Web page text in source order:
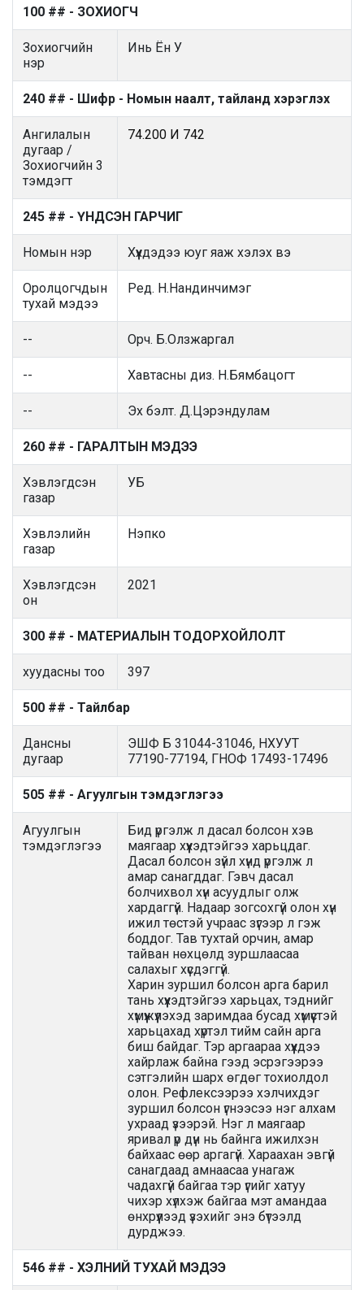
100 ## - ЗОХИОГЧ
Зохиогчийн
нэр
Инь Ён У
240 ## - Шифр - Номын наалт, тайланд хэрэглэх
Ангилалын
дугаар /
Зохиогчийн 3
тэмдэгт
74.200 И 742
245 ## - ҮНДСЭН ГАРЧИГ
Номын нэр Хүүхдэдээ юуг яаж хэлэх вэ
Оролцогчдын
тухай мэдээ
Ред. Н.Нандинчимэг
-- Орч. Б.Олзжаргал
-- Хавтасны диз. Н.Бямбацогт
-- Эх бэлт. Д.Цэрэндулам
260 ## - ГАРАЛТЫН МЭДЭЭ
Хэвлэгдсэн
газар
УБ
Хэвлэлийн
газар
Нэпко
Хэвлэгдсэн
он
2021
300 ## - МАТЕРИАЛЫН ТОДОРХОЙЛОЛТ
хуудасны тоо 397
500 ## - Тайлбар
Дансны
дугаар
ЭШФ Б 31044-31046, НХУУТ
77190-77194, ГНОФ 17493-17496
505 ## - Агуулгын тэмдэглэгээ
Агуулгын
тэмдэглэгээ
Бид үргэлж л дасал болсон хэв
маягаар хүүхэдтэйгээ харьцдаг.
Дасал болсон зүйл хүнд үргэлж л
амар санагддаг. Гэвч дасал
болчихвол хүн асуудлыг олж
хардаггүй. Надаар зогсохгүй олон хүн
ижил төстэй учраас зүгээр л гэж
боддог. Тав тухтай орчин, амар
тайван нөхцөлд зуршлаасаа
салахыг хүсдэггүй.
Харин зуршил болсон арга барил
тань хүүхэдтэйгээ харьцах, тэднийг
хүмүүжүүлэхэд заримдаа бусад хүмүүстэй
харьцахад хүртэл тийм сайн арга
биш байдаг. Тэр аргаараа хүүхдээ
хайрлаж байна гээд эсрэгээрээ
сэтгэлийн шарх өгдөг тохиолдол
олон. Рефлексээрээ хэлчихдэг
зуршил болсон үгнээсээ нэг алхам
ухраад үзээрэй. Нэг л маягаар
яривал үр дүн нь байнга ижилхэн
байхаас өөр аргагүй. Хараахан эвгүй
санагдаад амнаасаа унагаж
чадахгүй байгаа тэр үгийг хатуу
чихэр хүлхэж байгаа мэт амандаа
өнхрүүлээд үзэхийг энэ бүтээлд
дурджээ.
546 ## - ХЭЛНИЙ ТУХАЙ МЭДЭЭ